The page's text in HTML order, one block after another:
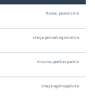
Tczew, pomorskie
stacja ponadregionalna
Krosno, podkarpackie
stacja ogólnopolska